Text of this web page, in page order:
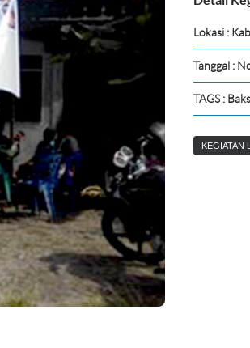
Lokasi :
Tanggal :
TAGS :
KEGIATAN